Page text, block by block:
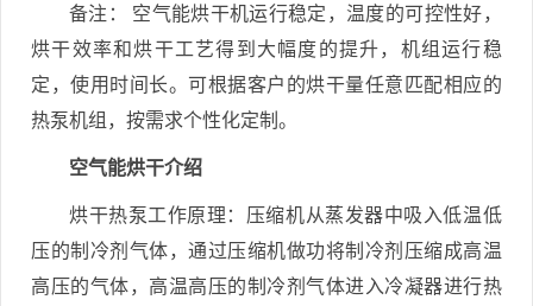
备注： 空气能烘干机运行稳定，温度的可控性好，
烘干效率和烘干工艺得到大幅度的提升，机组运行稳
定，使用时间长。可根据客户的烘干量任意匹配相应的
热泵机组，按需求个性化定制。
空气能烘干介绍
烘干热泵工作原理：压缩机从蒸发器中吸入低温低
压的制冷剂气体，通过压缩机做功将制冷剂压缩成高温
高压的气体，高温高压的制冷剂气体进入冷凝器进行热